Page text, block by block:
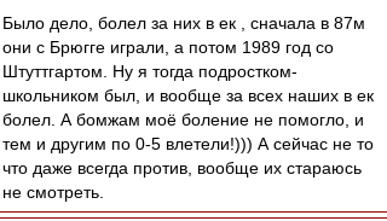
Было дело, болел за них в ек , сначала в 87м
они с Брюгге играли, а потом 1989 год со
Штуттгартом. Ну я тогда подростком-
школьником был, и вообще за всех наших в ек
болел. А бомжам моё боление не помогло, и
тем и другим по 0-5 влетели!))) А сейчас не то
что даже всегда против, вообще их стараюсь
не смотреть.